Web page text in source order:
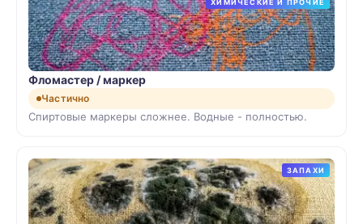
ХИМИЧЕСКИЕ И ПРОЧИЕ
Фломастер / маркер
Частично
Спиртовые маркеры сложнее. Водные - полностью.
ЗАПАХИ